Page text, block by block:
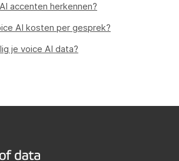
accenten herkennen?
AI kosten per gesprek?
je voice AI data?